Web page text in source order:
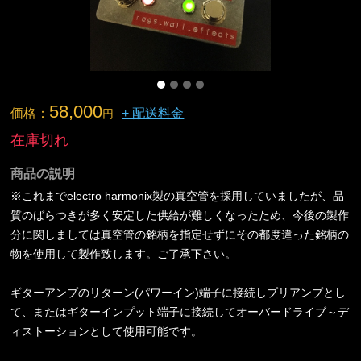
価格： 58,000円 + 配送料金
在庫切れ
商品の説明
※これまでelectro harmonix製の真空管を採用していましたが、品
質のばらつきが多く安定した供給が難しくなったため、今後の製作
分に関しましては真空管の銘柄を指定せずにその都度違った銘柄の
物を使用して製作致します。ご了承下さい。
ギターアンプのリターン(パワーイン)端子に接続しプリアンプとし
て、またはギターインプット端子に接続してオーバードライブ～デ
ィストーションとして使用可能です。